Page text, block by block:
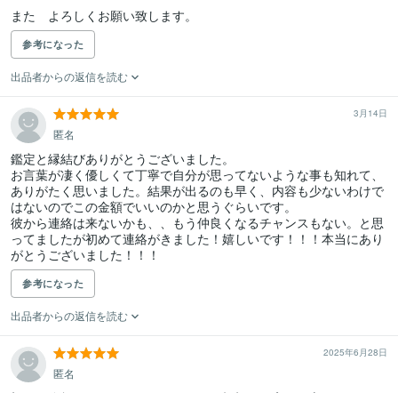
また　よろしくお願い致します。
参考になった
出品者からの返信を読む
3月14日
匿名
鑑定と縁結びありがとうございました。
お言葉が凄く優しくて丁寧で自分が思ってないような事も知れて、
ありがたく思いました。結果が出るのも早く、内容も少ないわけで
はないのでこの金額でいいのかと思うぐらいです。
彼から連絡は来ないかも、、もう仲良くなるチャンスもない。と思
ってましたが初めて連絡がきました！嬉しいです！！！本当にあり
がとうございました！！！
参考になった
出品者からの返信を読む
2025年6月28日
匿名